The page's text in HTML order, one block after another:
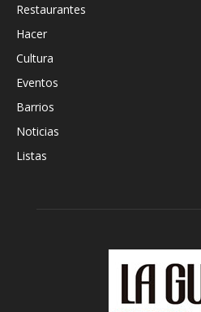
Restaurantes
Hacer
Cultura
Eventos
Barrios
Noticias
Listas